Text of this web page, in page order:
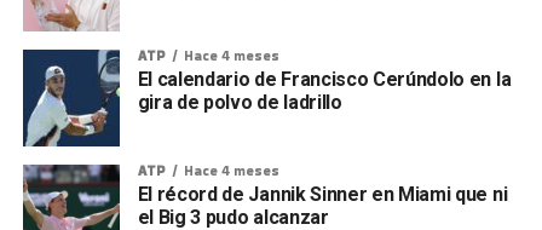
ATP Hace 4 meses
El calendario de Francisco Cerúndolo en la
gira de polvo de ladrillo
ATP Hace 4 meses
El récord de Jannik Sinner en Miami que ni
el Big 3 pudo alcanzar